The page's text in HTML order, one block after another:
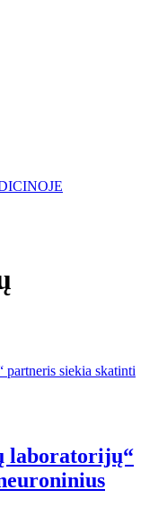
laboratorijų“